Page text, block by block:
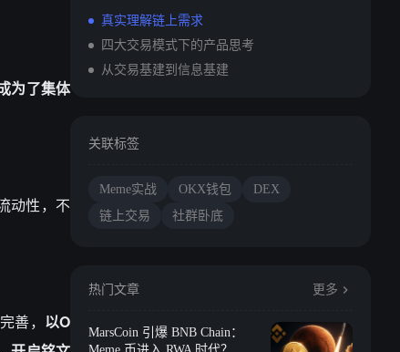
为了集体
动性，不
善， 以O
真实理解链上需求
四大交易模式下的产品思考
从交易基建到信息基建
关联标签
Meme实战 OKX钱包
DEX
链上交易
社群卧底
热门文章 更多
MarsCoin 引爆 BNB Chain：